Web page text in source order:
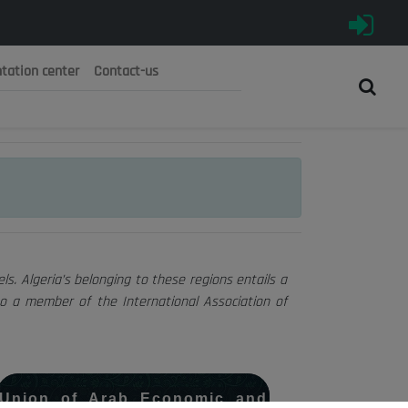
الجزائرية الديمقراطية الشعبية
center Contact-us
Algeria’s belonging to these regions entails a
a member of the International Association of
of Arab Economic and